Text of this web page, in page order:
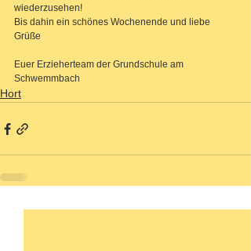
wiederzusehen!
Bis dahin ein schönes Wochenende und liebe
Grüße
Euer Erzieherteam der Grundschule am
Schwemmbach
Hort